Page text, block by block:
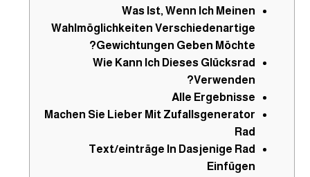
Was Ist, Wenn Ich Meinen
Wahlmöglichkeiten Verschiedenartige
Gewichtungen Geben Möchte?
Wie Kann Ich Dieses Glücksrad
Verwenden?
Alle Ergebnisse
Machen Sie Lieber Mit Zufallsgenerator
Rad
Text/einträge In Dasjenige Rad
Einfügen